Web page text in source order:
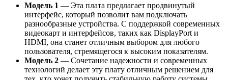
Модель 1 — Эта плата предлагает продвинутый
интерфейс, который позволит вам подключать
разнообразные устройства. С поддержкой современных
видеокарт и интерфейсов, таких как DisplayPort и
HDMI, она станет отличным выбором для любого
пользователя, стремящегося к высоким показателям.
Модель 2 — Сочетание надежности и современных
технологий делает эту плату отличным решением для